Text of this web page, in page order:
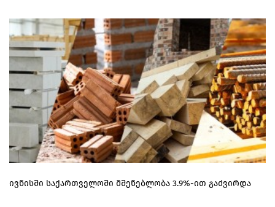
ივნისში საქართველოში მშენებლობა 3.9%-ით გაძვირდა